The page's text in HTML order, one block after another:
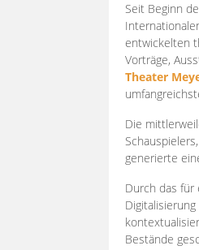
Seit Beginn
entwickelten
Vorträge,
Theater
Die
generierte
Durch das für
Bestände